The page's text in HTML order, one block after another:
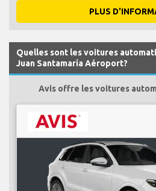
PLUS
Quelles sont les voitures
Juan Santamaría Aéroport?
Avis offre les voitures